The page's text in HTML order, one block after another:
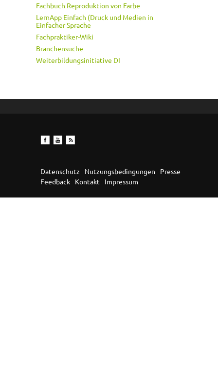
Fachbuch Reproduktion von Farbe
LernApp Einfach (Druck und Medien in
Einfacher Sprache
Fachpraktiker-Wiki
Branchensuche
Weiterbildungsinitiative DI
Datenschutz Nutzungsbedingungen
Presse
Feedback
Kontakt Impressum